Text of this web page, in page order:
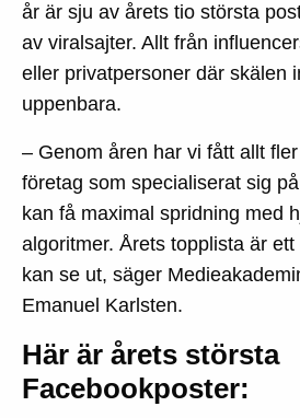
år är sju av årets tio största
av viralsajter. Allt från
eller privatpersoner där skälen
uppenbara.
– Genom åren har vi fått allt
företag som specialiserat sig
kan få maximal spridning med
algoritmer. Årets topplista är
kan se ut, säger
Emanuel Karlsten.
Här är årets största
Facebookposter: